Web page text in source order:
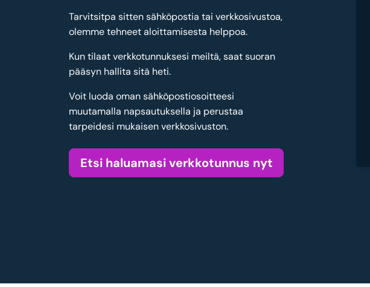
Tarvitsitpa sitten sähköpostia tai verkkosivustoa,
olemme tehneet aloittamisesta helppoa.
Kun tilaat verkkotunnuksesi meiltä, saat suoran
pääsyn hallita sitä heti.
Voit luoda oman sähköpostiosoitteesi
muutamalla napsautuksella ja perustaa
tarpeidesi mukaisen verkkosivuston.
Etsi haluamasi verkkotunnus nyt